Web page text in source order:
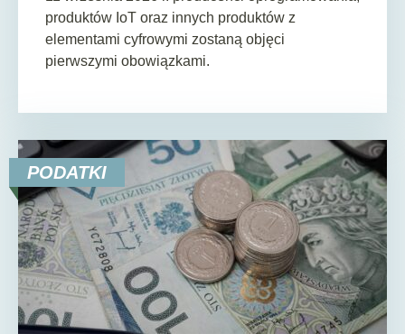
produktów IoT oraz innych produktów z
elementami cyfrowymi zostaną objęci
pierwszymi obowiązkami.
PODATKI